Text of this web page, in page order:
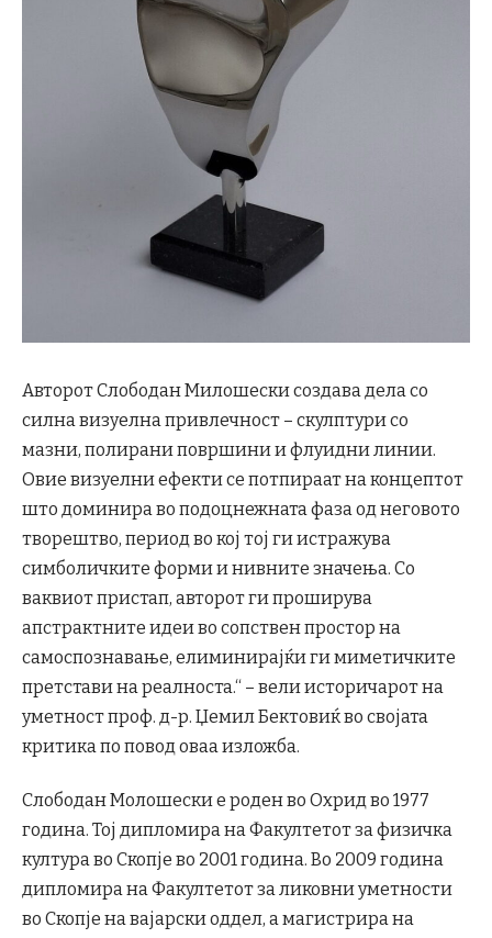
Авторот Слободан Милошески создава дела со
силна визуелна привлечност – скулптури со
мазни, полирани површини и флуидни линии.
Овие визуелни ефекти се потпираат на концептот
што доминира во подоцнежната фаза од неговото
творештво, период во кој тој ги истражува
симболичките форми и нивните значења. Со
ваквиот пристап, авторот ги проширува
апстрактните идеи во сопствен простор на
самоспознавање, елиминирајќи ги миметичките
претстави на реалноста.“ – вели историчарот на
уметност проф. д-р. Џемил Бектовиќ во својата
критика по повод оваа изложба.
Слободан Молошески е роден во Охрид во 1977
година. Тој дипломира на Факултетот за физичка
култура во Скопје во 2001 година. Во 2009 година
дипломира на Факултетот за ликовни уметности
во Скопје на вајарски оддел, а магистрира на